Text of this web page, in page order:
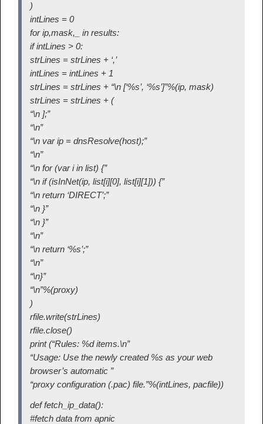
)
intLines = 0
for ip,mask,_ in results:
if intLines > 0:
strLines = strLines + ‘,’
intLines = intLines + 1
strLines = strLines + “\n [‘%s’, ‘%s’]”%(ip, mask)
strLines = strLines + (
“\n ];”
“\n”
“\n var ip = dnsResolve(host);”
“\n”
“\n for (var i in list) {”
“\n if (isInNet(ip, list[i][0], list[i][1])) {”
“\n return ‘DIRECT’;”
“\n }”
“\n }”
“\n”
“\n return ‘%s’;”
“\n”
“\n}”
“\n”%(proxy)
)
rfile.write(strLines)
rfile.close()
print (“Rules: %d items.\n”
“Usage: Use the newly created %s as your web
browser’s automatic ”
“proxy configuration (.pac) file.”%(intLines, pacfile))
def fetch_ip_data():
#fetch data from apnic